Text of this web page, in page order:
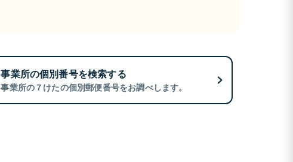
事業所の個別番号を検索する
事業所の７けたの個別郵便番号をお調べします。